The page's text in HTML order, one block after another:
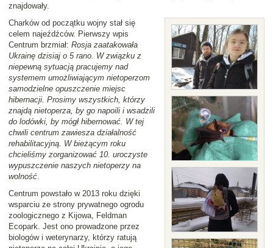
znajdowały.
Charków od początku wojny stał się
celem najeźdźców. Pierwszy wpis
Centrum brzmiał: Rosja zaatakowała
Ukrainę dzisiaj o 5 rano. W związku z
niepewną sytuacją pracujemy nad
systemem umożliwiającym nietoperzom
samodzielne opuszczenie miejsc
hibernacji. Prosimy wszystkich, którzy
znajdą nietoperza, by go napoili i wsadzili
do lodówki, by mógł hibernować. W tej
chwili centrum zawiesza działalność
rehabilitacyjną. W bieżącym roku
chcieliśmy zorganizować 10. uroczyste
wypuszczenie naszych nietoperzy na
wolność.
Centrum powstało w 2013 roku dzięki
wsparciu ze strony prywatnego ogrodu
zoologicznego z Kijowa, Feldman
Ecopark. Jest ono prowadzone przez
biologów i weterynarzy, którzy ratują